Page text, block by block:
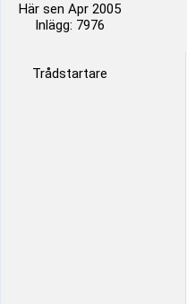
Här sen Apr 2005
Inlägg: 7976
Trådstartare